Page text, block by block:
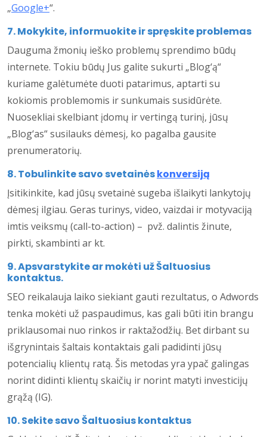
„Google+“.
7. Mokykite, informuokite ir spręskite problemas
Dauguma žmonių ieško problemų sprendimo būdų
internete. Tokiu būdų Jus galite sukurti „Blog‘ą“
kuriame galėtumėte duoti patarimus, aptarti su
kokiomis problemomis ir sunkumais susidūrėte.
Nuosekliai skelbiant įdomų ir vertingą turinį, jūsų
„Blog‘as“ susilauks dėmesį, ko pagalba gausite
prenumeratorių.
8. Tobulinkite savo svetainėskonversiją
Įsitikinkite, kad jūsų svetainė sugeba išlaikyti lankytojų
dėmesį ilgiau. Geras turinys, video, vaizdai ir motyvaciją
imtis veiksmų (call-to-action) – pvž. dalintis žinute,
pirkti, skambinti ar kt.
9. Apsvarstykite ar mokėti už Šaltuosius
kontaktus.
SEO reikalauja laiko siekiant gauti rezultatus, o Adwords
tenka mokėti už paspaudimus, kas gali būti itin brangu
priklausomai nuo rinkos ir raktažodžių. Bet dirbant su
išgrynintais šaltais kontaktais gali padidinti jūsų
potencialių klientų ratą. Šis metodas yra ypač galingas
norint didinti klientų skaičių ir norint matyti investicijų
grąžą (IG).
10. Sekite savo Šaltuosius kontaktus